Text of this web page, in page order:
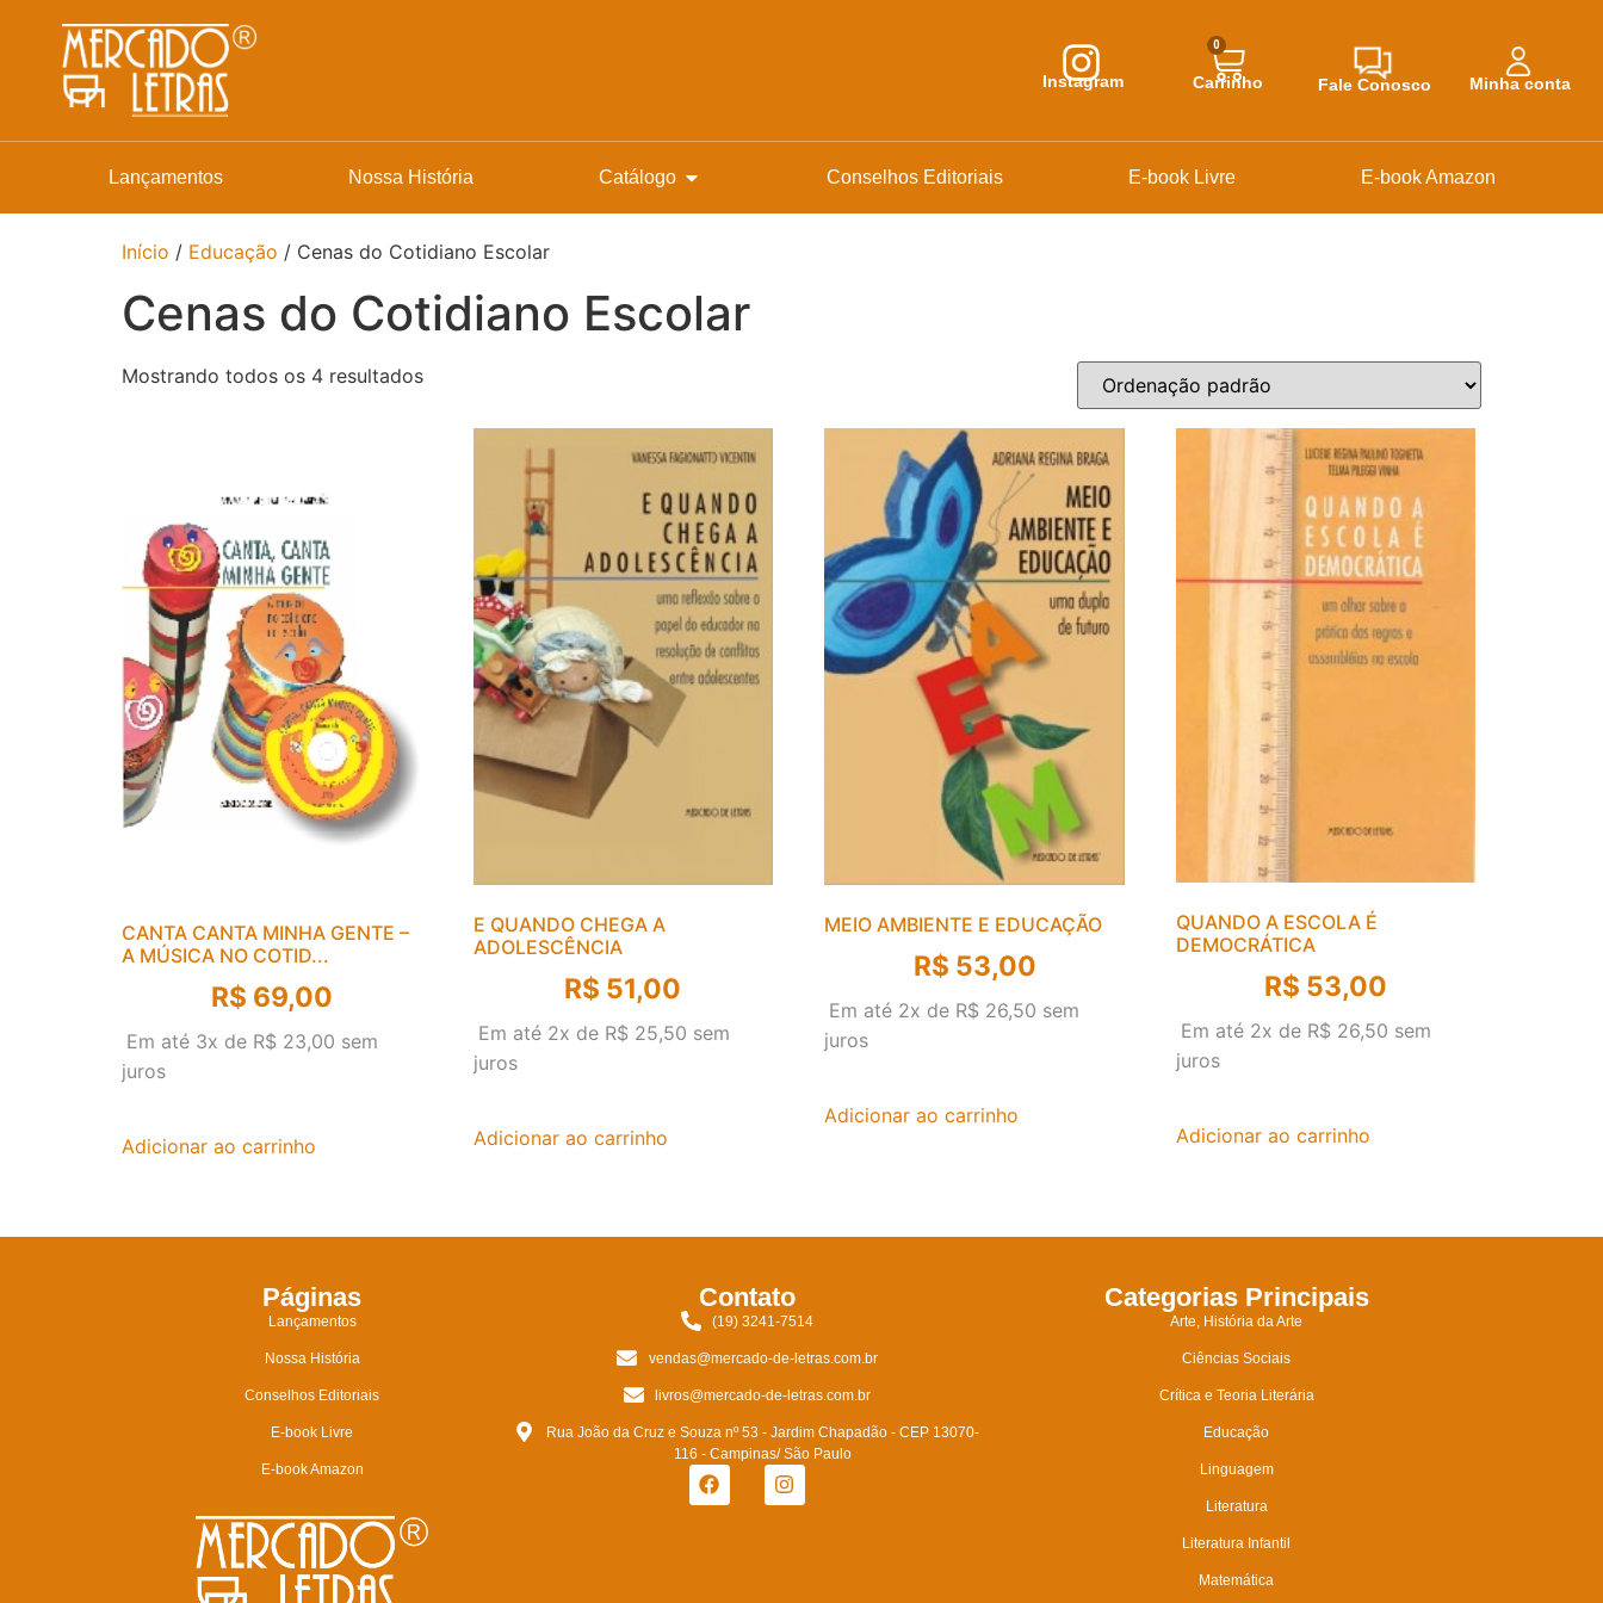
Instagram
0
Carrinho Fale Conosco Minha conta
Lançamentos Nossa História Catálogo Conselhos Editoriais E-book Livre E-book Amazon
Início / Educação / Cenas do Cotidiano Escolar
Cenas do Cotidiano Escolar
Mostrando todos os 4 resultados
CANTA CANTA MINHA GENTE –
A MÚSICA NO COTID...
R$ 69,00
Em até 3x de R$ 23,00 sem
juros
Adicionar ao carrinho
E QUANDO CHEGA A
ADOLESCÊNCIA
R$ 51,00
Em até 2x de R$ 25,50 sem
juros
Adicionar ao carrinho
MEIO AMBIENTE E EDUCAÇÃO
R$ 53,00
Em até 2x de R$ 26,50 sem
juros
Adicionar ao carrinho
QUANDO A ESCOLA É
DEMOCRÁTICA
R$ 53,00
Em até 2x de R$ 26,50 sem
juros
Adicionar ao carrinho
Páginas
Lançamentos
Nossa História
Conselhos Editoriais
E-book Livre
E-book Amazon
Contato
(19) 3241-7514
vendas@mercado-de-letras.com.br
livros@mercado-de-letras.com.br
Rua João da Cruz e Souza nº 53 - Jardim Chapadão - CEP 13070-
116 - Campinas/ São Paulo
Categorias Principais
Arte, História da Arte
Ciências Sociais
Crítica e Teoria Literária
Educação
Linguagem
Literatura
Literatura Infantil
Matemática